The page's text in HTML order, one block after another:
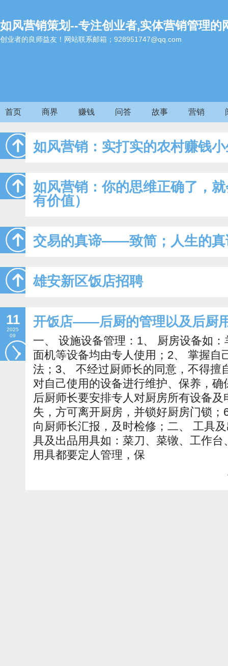
如风营销策划--专注创业者,实体营销管理的
创业者的良师益友！网站联系邮箱；928951747@qq.com
首页 商界 赚钱 问答 故事 营销
如风营销：实打实的农村赚钱
如风营销：你的思维正确了，
有价值）
交易的真谛——致简；人生的
雄安新区饭店招聘
11
2025
09
开饭店——后厨的管理以及后厨
一、 设施设备管理：1、 厨房设备如
面机等设备均由专人使用；2、 掌握自
法；3、 不经过厨师长的同意，不得擅
对自己使用的设备进行维护、保养，
后厨师长要安排专人对厨房所有设备
失，方可离开厨房，并锁好厨房门锁
向厨师长汇报，及时检修；二、 工具
具及出品用具如：菜刀、菜镦、工作
用具都要定人管理，保